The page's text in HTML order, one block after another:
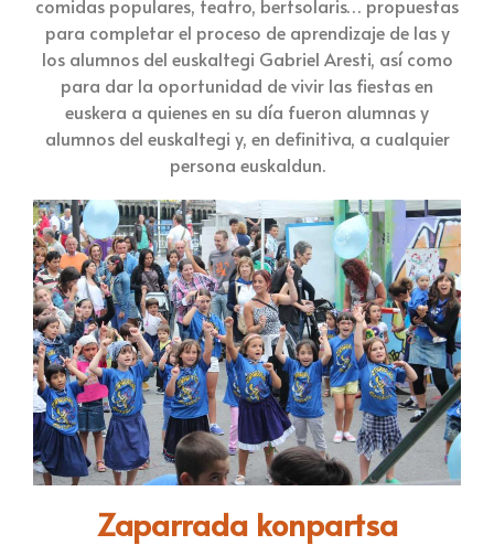
comidas populares, teatro, bertsolaris… propuestas
para completar el proceso de aprendizaje de las y
los alumnos del euskaltegi Gabriel Aresti, así como
para dar la oportunidad de vivir las fiestas en
euskera a quienes en su día fueron alumnas y
alumnos del euskaltegi y, en definitiva, a cualquier
persona euskaldun.
Zaparrada konpartsa